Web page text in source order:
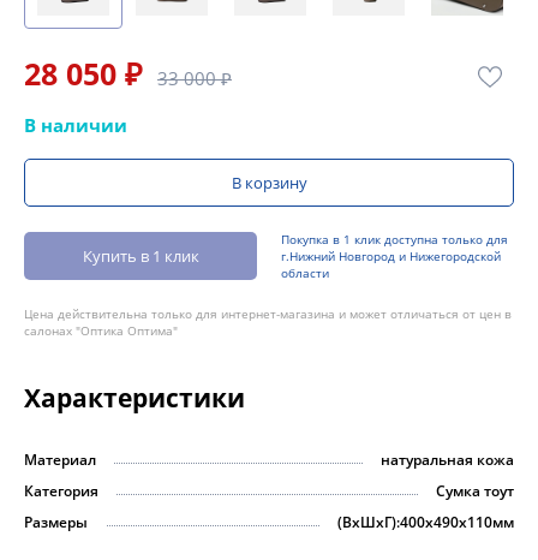
28 050 ₽ 33 000 ₽
В наличии
В корзину
Купить в 1 клик
Покупка в 1 клик доступна только для
г.Нижний Новгород и Нижегородской
области
Цена действительна только для интернет-магазина и может отличаться от цен в
салонах "Оптика Оптима"
Характеристики
Материал
натуральная кожа
Категория
Сумка тоут
Размеры
(ВхШхГ):400х490х110мм